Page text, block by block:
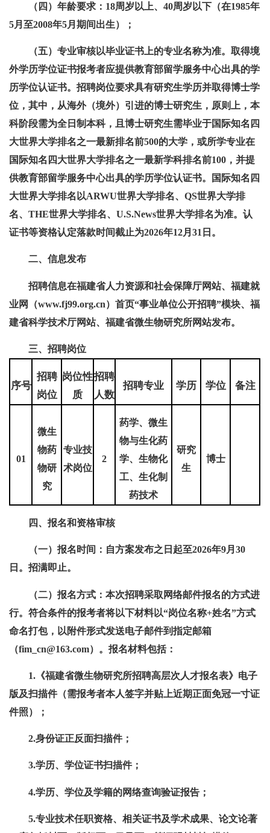
（四）年龄要求：18周岁以上、40周岁以下（在1985年
5月至2008年5月期间出生）；
（五）专业审核以毕业证书上的专业名称为准。取得境
外学历学位证书报考者应提供教育部留学服务中心出具的学
历学位认证书。招聘岗位要求具有研究生学历并取得博士学
位，其中，从海外（境外）引进的博士研究生，原则上，本
科阶段需为全日制本科，且博士研究生需毕业于国际知名四
大世界大学排名之一最新排名前500的大学，或所学专业在
国际知名四大世界大学排名之一最新学科排名前100，并提
供教育部留学服务中心出具的学历学位认证书。国际知名四
大世界大学排名以ARWU世界大学排名、QS世界大学排
名、THE世界大学排名、U.S.News世界大学排名为准。认
证书等资格认定落款时间截止为2026年12月31日。
二、信息发布
招聘信息在福建省人力资源和社会保障厅网站、福建就
业网（www.fj99.org.cn）首页“事业单位公开招聘”模块、福
建省科学技术厅网站、福建省微生物研究所网站发布。
三、招聘岗位
序号
招聘
岗位
岗位性
质
招聘
人数
招聘专业 学历 学位 备注
01
微生
物药
物研
究
专业技
术岗位
2
药学、微生
物与生化药
学、生物化
工、生化制
药技术
研究
生
博士
四、报名和资格审核
（一）报名时间：自方案发布之日起至2026年9月30
日。招满即止。
（二）报名方式：本次招聘采取网络邮件报名的方式进
行。符合条件的报考者将以下材料以“岗位名称+姓名”方式
命名打包，以附件形式发送电子邮件到指定邮箱
（fim_cn@163.com）。报名材料包括：
1.《福建省微生物研究所招聘高层次人才报名表》电子
版及扫描件（需报考者本人签字并贴上近期正面免冠一寸证
件照）；
2.身份证正反面扫描件；
3.学历、学位证书扫描件；
4.学历、学位及学籍的网络查询验证报告；
5.专业技术任职资格、相关证书及学术成果、论文论著